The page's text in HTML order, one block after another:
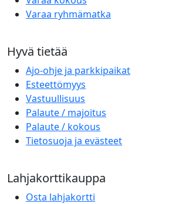
Varaa ryhmämatka
Hyvä tietää
Ajo-ohje ja parkkipaikat
Esteettömyys
Vastuullisuus
Palaute / majoitus
Palaute / kokous
Tietosuoja ja evästeet
Lahjakorttikauppa
Osta lahjakortti